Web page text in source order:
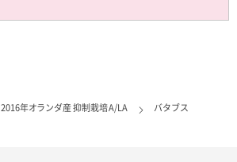
2016年オランダ産 抑制栽培 A/LA バタブス